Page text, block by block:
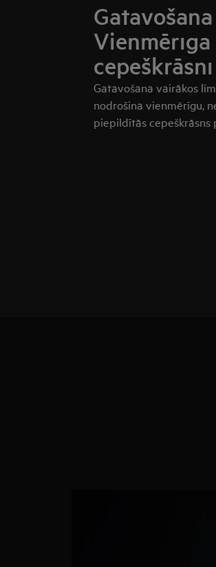
Vienmērīga
cepeškrāsnī
Gatavošana vairākos
nodrošina vienmērīgu,
piepildītās cepeškrāsns